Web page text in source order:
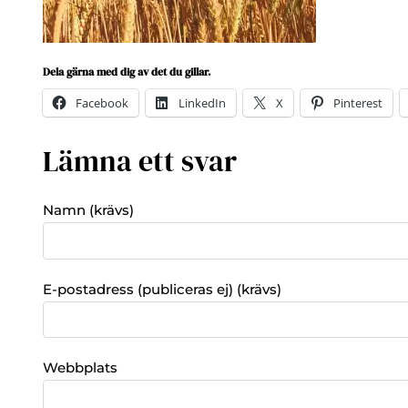
Dela gärna med dig av det du gillar.
Facebook LinkedIn X Pinterest
Lämna ett svar
Namn (krävs)
E-postadress (publiceras ej) (krävs)
Webbplats